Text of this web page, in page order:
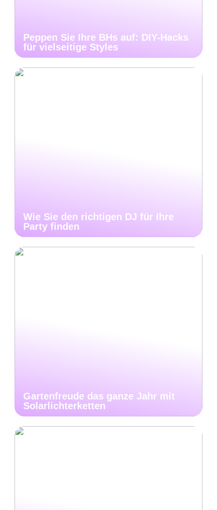
Peppen Sie Ihre BHs auf: DIY-Hacks
für vielseitige Styles
Wie Sie den richtigen DJ für Ihre
Party finden
Gartenfreude das ganze Jahr mit
Solarlichterketten